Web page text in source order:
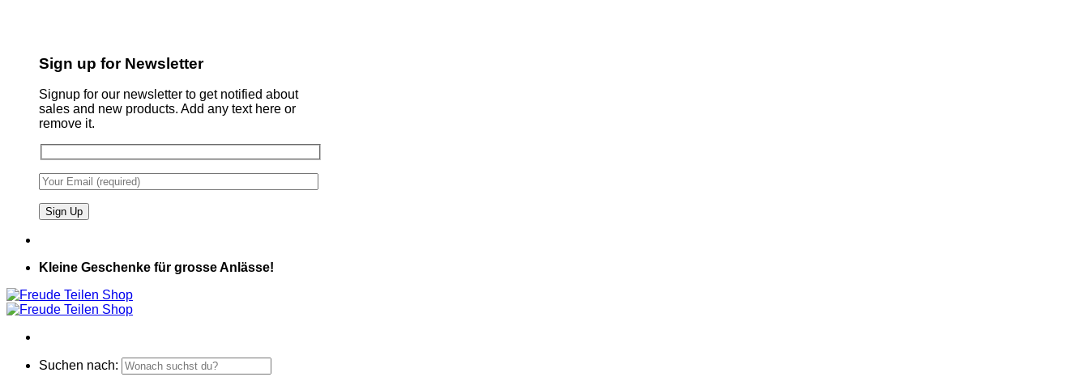
Sign up for Newsletter
Signup for our newsletter to get notified about
sales and new products. Add any text here or
remove it.
Kleine Geschenke für grosse Anlässe!
Suchen nach: